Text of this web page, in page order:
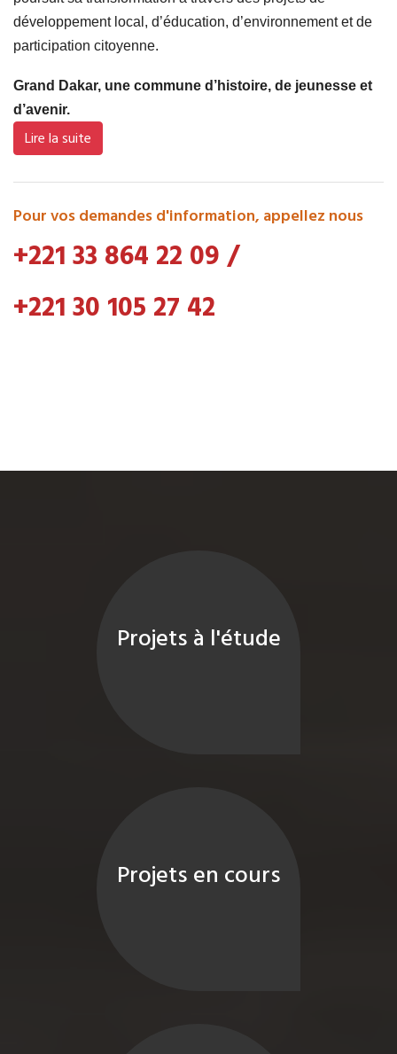
développement local, d’éducation, d’environnement et de
participation citoyenne.
Grand Dakar, une commune d’histoire, de jeunesse et
d’avenir.
Lire la suite
Pour vos demandes d'information, appellez nous
+221 33 864 22 09/
+221 30 105 27 42
Projets à l'étude
Projets en cours